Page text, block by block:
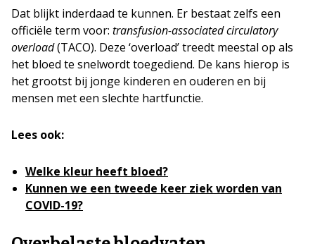
Dat blijkt inderdaad te kunnen. Er bestaat zelfs een
officiële term voor: transfusion-associated circulatory
overload(TACO). Deze ‘overload’ treedt meestal op als
het bloed te snelwordt toegediend. De kans hierop is
het grootst bij jonge kinderen en ouderen en bij
mensen met een slechte hartfunctie.
Lees ook:
Welke kleur heeft bloed?
Kunnen we een tweede keer ziek worden van
COVID-19?